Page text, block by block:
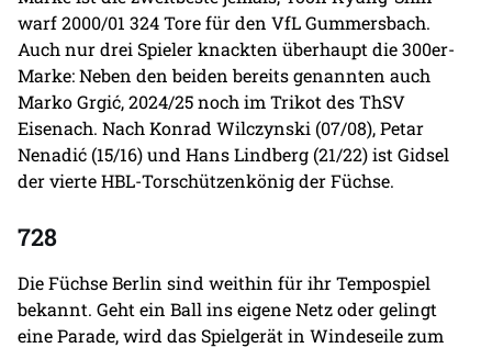
warf 2000/01 324 Tore für den VfL Gummersbach.
Auch nur drei Spieler knackten überhaupt die 300er-
Marke: Neben den beiden bereits genannten auch
Marko Grgić, 2024/25 noch im Trikot des ThSV
Eisenach. Nach Konrad Wilczynski (07/08), Petar
Nenadić (15/16) und Hans Lindberg (21/22) ist Gidsel
der vierte HBL-Torschützenkönig der Füchse.
728
Die Füchse Berlin sind weithin für ihr Tempospiel
bekannt. Geht ein Ball ins eigene Netz oder gelingt
eine Parade, wird das Spielgerät in Windeseile zum